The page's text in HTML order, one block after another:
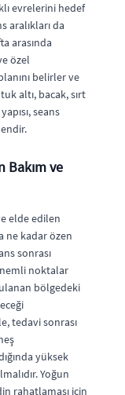
evrelerini hedef
aralıkları da
arasında
özel
belirler ve
altı, bacak, sırt
seans
Bakım ve
elde edilen
ne kadar özen
sonrası
noktalar
bölgedeki
tedavi sonrası
yüksek
Yoğun
rahatlaması için